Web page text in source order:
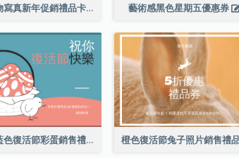
黑色購物寫真新年促銷禮品卡 藝術感黑色星期五優惠券
粉色和藍色復活節彩蛋銷售禮品卡